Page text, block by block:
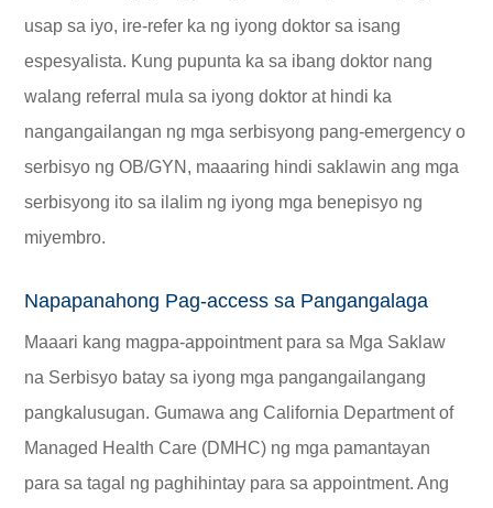
usap sa iyo, ire-refer ka ng iyong doktor sa isang
espesyalista. Kung pupunta ka sa ibang doktor nang
walang referral mula sa iyong doktor at hindi ka
nangangailangan ng mga serbisyong pang-emergency o
serbisyo ng OB/GYN, maaaring hindi saklawin ang mga
serbisyong ito sa ilalim ng iyong mga benepisyo ng
miyembro.
Napapanahong Pag-access sa Pangangalaga
Maaari kang magpa-appointment para sa Mga Saklaw
na Serbisyo batay sa iyong mga pangangailangang
pangkalusugan. Gumawa ang California Department of
Managed Health Care (DMHC) ng mga pamantayan
para sa tagal ng paghihintay para sa appointment. Ang